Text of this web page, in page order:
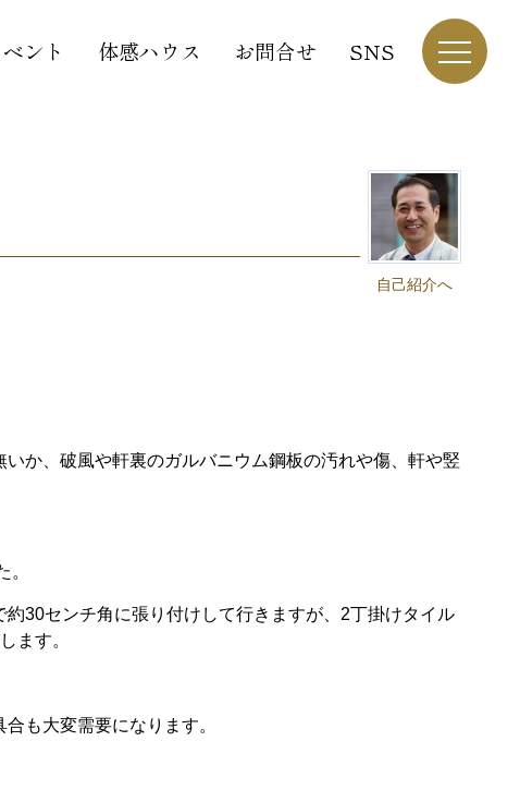
ント 体感ハウス お問合せ SNS
自己紹介へ
か、破風や軒裏のガルバニウム鋼板の汚れや傷、軒や竪
30センチ角に張り付けして行きますが、2丁掛けタイル
ます。
も大変需要になります。